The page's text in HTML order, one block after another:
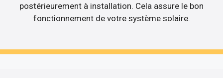
postérieurement à installation. Cela assure le bon
fonctionnement de votre système solaire.